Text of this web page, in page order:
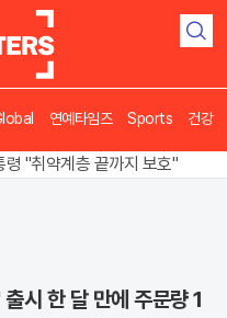
검
연예타임즈 Sports 건강
, 폭염 특수에 매출 껑충
, 공급 중심 기조 확정
령 "취약계층 끝까지 보호"
시 한 달 만에 주문량 1